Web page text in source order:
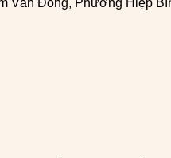
Văn Đồng, Phường Hiệp